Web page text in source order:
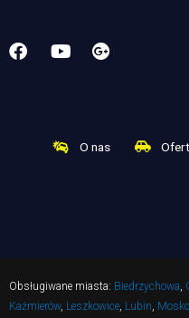
O nas
Obsługiwane miasta: Biedrzychowa,
Kaźmierów, Leszkowice, Lubin,